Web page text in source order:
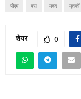
पीएम बस मदद मृतकों
शेयर 0